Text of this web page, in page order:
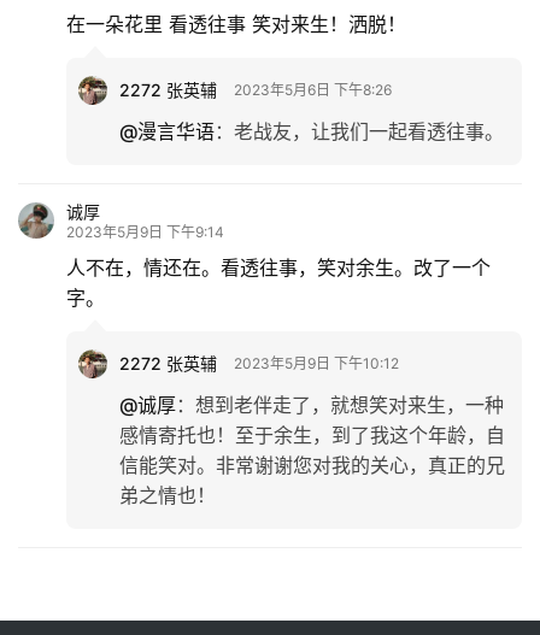
在一朵花里 看透往事 笑对来生！洒脱！
2272 张英辅 2023年5月6日 下午8:26
@漫言华语： 老战友，让我们一起看透往事。
诚厚
2023年5月9日 下午9:14
人不在，情还在。看透往事，笑对余生。改了一个
字。
2272 张英辅 2023年5月9日 下午10:12
@诚厚： 想到老伴走了，就想笑对来生，一种
感情寄托也！至于余生，到了我这个年龄，自
信能笑对。非常谢谢您对我的关心，真正的兄
弟之情也！